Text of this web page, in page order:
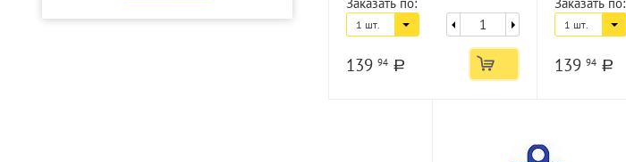
1 шт.
139 94 a
1 шт.
139 94 a